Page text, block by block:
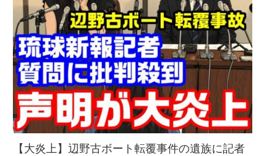
【大炎上】辺野古ボート転覆事件の遺族に記者